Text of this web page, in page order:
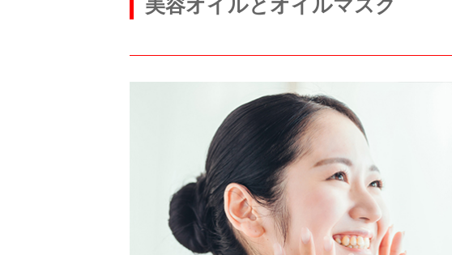
美容オイルとオイルマスク